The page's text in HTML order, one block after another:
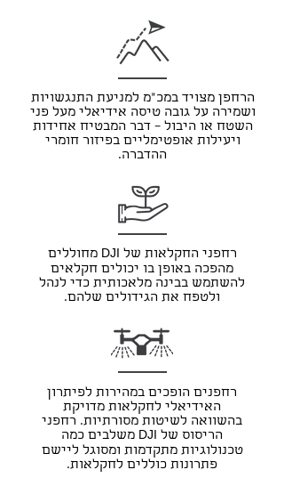
בואו להכיר מקרוב את הכלי
שישנה את כל מה שאתם
והדברת מזיקים.
הרחפן מצויד במכ"מ למניעת התנגשויות
ושמירה על גובה טיסה אידיאלי מעל פני
השטח או היבול – דבר המבטיח אחידות
ויעילות אופטימליים בפיזור חומרי
ההדברה.
רחפני החקלאות של DJI מחוללים
מהפכה באופן בו יכולים חקלאים
להשתמש בבינה מלאכותית כדי לנהל
ולטפח את הגידולים שלהם.
רחפנים הופכים במהירות לפיתרון
האידיאלי לחקלאות מדויקת
בהשוואה לשיטות מסורתיות. רחפני
הריסוס של DJI משלבים כמה
טכנולוגיות מתקדמות ומסוגל ליישם
פתרונות כוללים לחקלאות.